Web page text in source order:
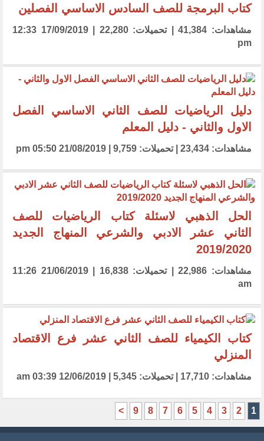
كتاب البرمجة للصف السادس الاساسي الفصلين
مشاهدات: 41,384 | تحميلات: 22,280 | 17/09/2019 12:33
pm
دليل الرياضيات للصف الثاني الاساسي الفصل
الاول والثاني - دليل المعلم
مشاهدات: 23,434 | تحميلات: 9,759 | 21/08/2019 05:50 pm
الحل الذهبي لاسئلة كتاب الرياضيات للصف
الثاني عشر الادبي والشرعي المنهاج الجديد
2019/2020
مشاهدات: 22,986 | تحميلات: 16,838 | 21/06/2019 11:26
am
كتاب الكيمياء للصف الثاني عشر فرع الاقتصاد
المنزلي
مشاهدات: 17,710 | تحميلات: 5,345 | 12/06/2019 03:39 am
1
2
3
4
5
6
7
8
9
>